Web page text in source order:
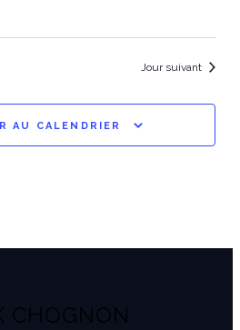
Jour suivant
AU CALENDRIER
CHOGNON